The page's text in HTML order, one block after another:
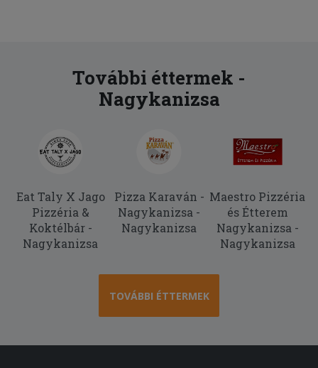
További éttermek -
Nagykanizsa
Eat Taly X Jago
Pizzéria &
Koktélbár -
Nagykanizsa
Pizza Karaván -
Nagykanizsa -
Nagykanizsa
Maestro Pizzéria
és Étterem
Nagykanizsa -
Nagykanizsa
TOVÁBBI ÉTTERMEK